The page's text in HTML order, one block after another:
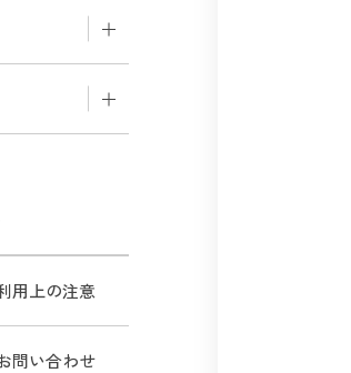
付制度
せ・規則
動一覧）
ムについ
活動等）
について
生相談室
会について」
用上の注意
問い合わせ